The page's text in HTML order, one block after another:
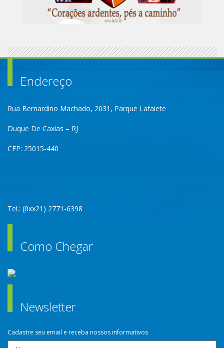
Endereço
Rua Bernardino Machado, 2031, Parque Lafaiete
Duque De Caxias – RJ
CEP: 25015-440
Tel.: (0xx21) 2771-6398
Como Chegar
Newsletter
Cadastre seu email e receba nossos informativos